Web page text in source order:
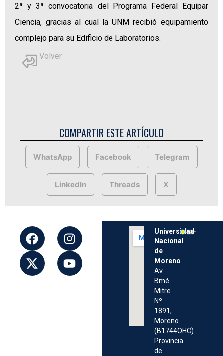
2ª y 3ª convocatoria del Programa Federal Equipar
Ciencia, gracias al cual la UNM recibió equipamiento
complejo para su Edificio de Laboratorios.
Volver
COMPARTIR ESTE ARTÍCULO
WhatsApp Facebook Telegram
LinkedIn Threads X
Universidad
Nacional
de
Moreno
Av.
Bmé.
Mitre
Nº
1891,
Moreno
(B1744OHC)
Provincia
de